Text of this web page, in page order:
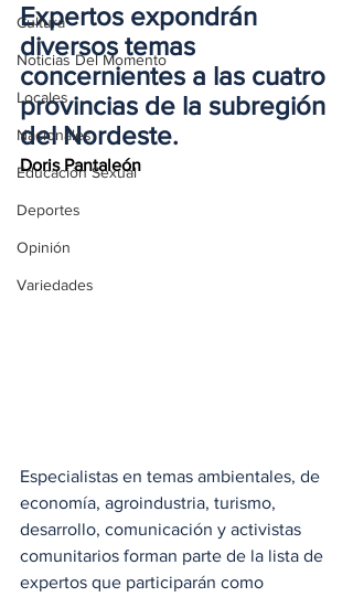
Cultura
Noticias Del Momento
Locales
Nacionales
Educación Sexual
Deportes
Opinión
Variedades
Expertos expondrán
diversos temas
concernientes a las cuatro
provincias de la subregión
del Nordeste.
Doris Pantaleón
Especialistas en temas ambientales, de
economía, agroindustria, turismo,
desarrollo, comunicación y activistas
comunitarios forman parte de la lista de
expertos que participarán como